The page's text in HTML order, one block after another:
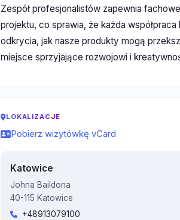
Zespół profesjonalistów zapewnia
projektu, co sprawia, że każda
odkrycia, jak nasze produkty mogą
miejsce sprzyjające rozwojowi i
LOKALIZACJE
Pobierz wizytówkę vCard
Katowice
Johna Baildona
40-115 Katowice
+48913079100